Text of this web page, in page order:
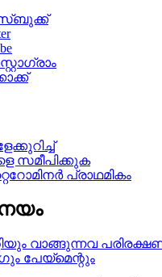
സമീപിക്കുക
പ്രാഥമികം
വാങ്ങുന്നവ
പേയ്മെന്റും